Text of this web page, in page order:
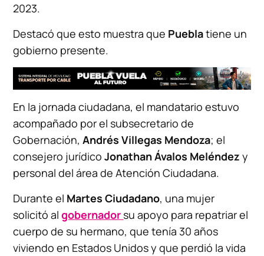
2023.
Destacó que esto muestra que Pueblatiene un
gobierno presente.
En la jornada ciudadana, el mandatario estuvo
acompañado por el subsecretario de
Gobernación,Andrés Villegas Mendoza; el
consejero jurídicoJonathan Ávalos Meléndez y
personal del área de Atención Ciudadana.
Durante el Martes Ciudadano, una mujer
solicitó algobernadorsu apoyo para repatriar el
cuerpo de su hermano, que tenía 30 años
viviendo en Estados Unidos y que perdió la vida